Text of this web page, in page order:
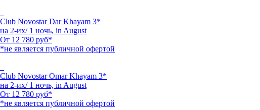
Club Novostar Dar Khayam 3*
на 2-их/ 1 ночь, in August
От 12 780 руб*
*не является публичной офертой
Club Novostar Omar Khayam 3*
на 2-их/ 1 ночь, in August
От 12 780 руб*
*не является публичной офертой